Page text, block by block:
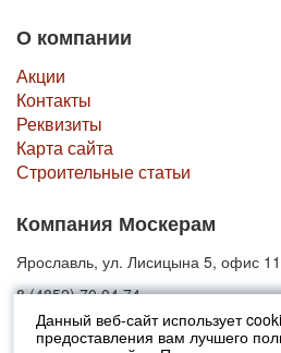
Данный веб-сайт использует
предоставления вам лучшего
О компании
Акции
Контакты
Реквизиты
Карта сайта
Строительные статьи
Компания Москерам
Ярославль, ул. Лисицына 5, офис
8 (4852) 70 04 74
© 2010-2026 Москерам